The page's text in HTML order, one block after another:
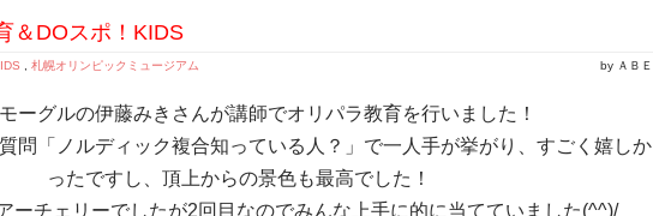
＆DOスポ！KIDS
札幌オリンピックミュージアム by ＡＢＥ
ーグルの伊藤みきさんが講師でオリパラ教育を行いました！
問「ノルディック複合知っている人？」で一人手が挙がり、すごく嬉しか
ったですし、頂上からの景色も最高でした！
ーチェリーでしたが2回目なのでみんな上手に的に当てていました(^^)/